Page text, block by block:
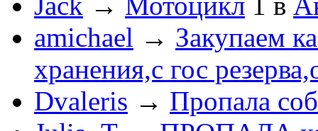
amichael → Закупаем
хранения,с гос
Dvaleris → Пропала